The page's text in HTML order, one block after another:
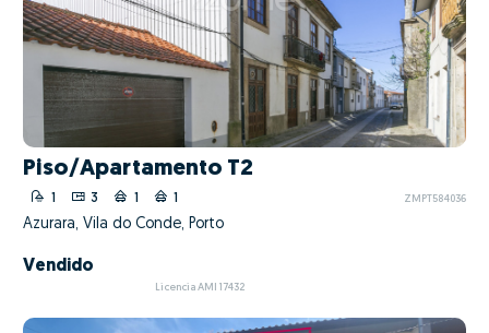
Piso/Apartamento T2
1 3 1 1 ZMPT584036
Azurara, Vila do Conde, Porto
Vendido
Licencia AMI 17432